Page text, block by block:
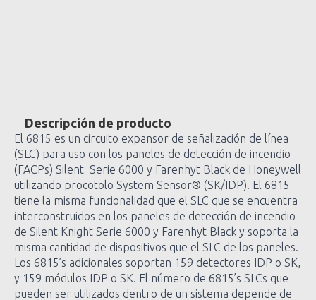
Descripción de producto
El 6815 es un circuito expansor de señalización de línea
(SLC) para uso con los paneles de detección de incendio
(FACPs) Silent Serie 6000 y Farenhyt Black de Honeywell
utilizando procotolo System Sensor® (SK/IDP). El 6815
tiene la misma funcionalidad que el SLC que se encuentra
interconstruidos en los paneles de detección de incendio
de Silent Knight Serie 6000 y Farenhyt Black y soporta la
misma cantidad de dispositivos que el SLC de los paneles.
Los 6815’s adicionales soportan 159 detectores IDP o SK,
y 159 módulos IDP o SK. El número de 6815’s SLCs que
pueden ser utilizados dentro de un sistema depende de